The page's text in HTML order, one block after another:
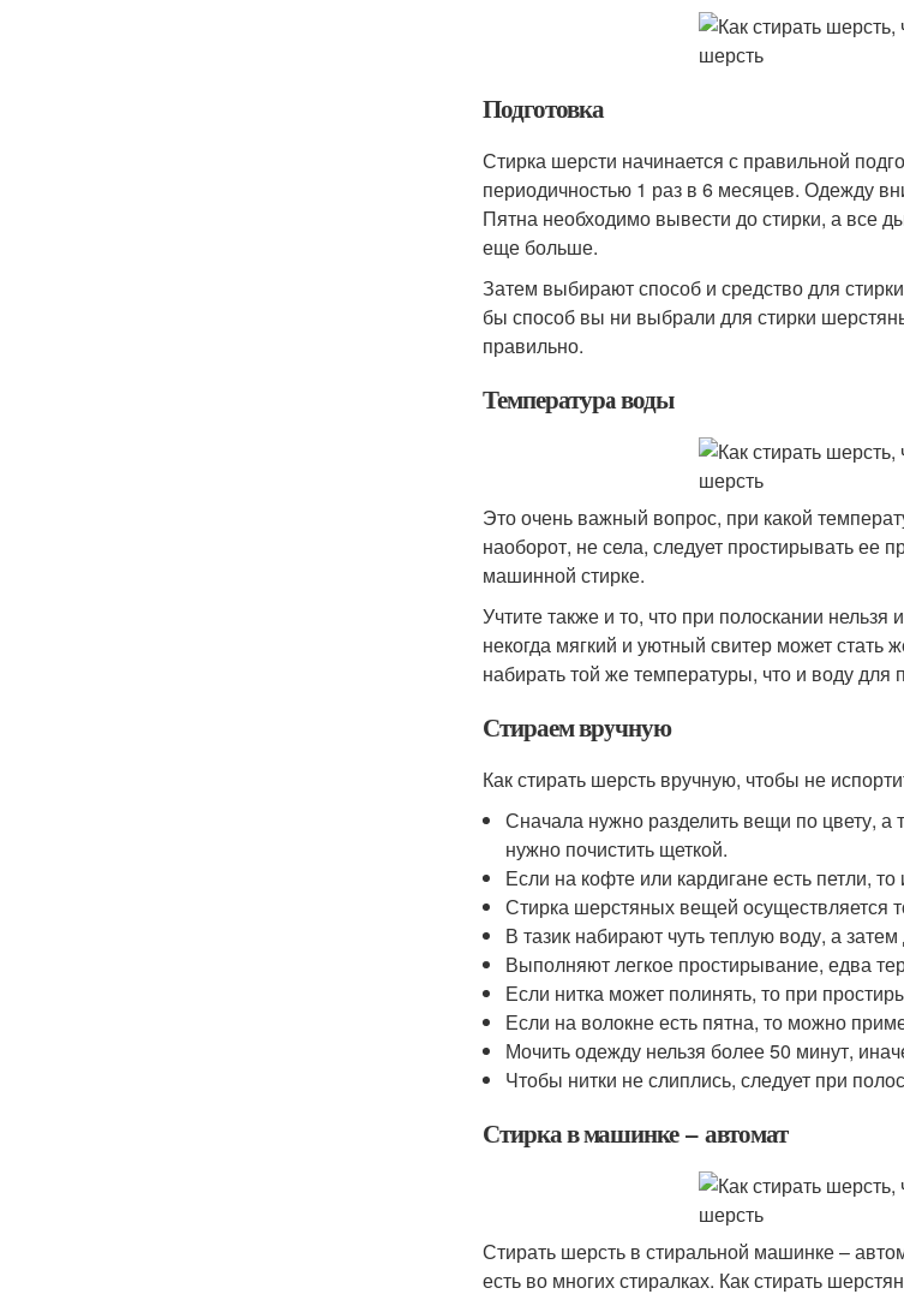
Подготовка
Стирка шерсти начинается с правильной
периодичностью 1 раз в 6 месяцев. Одежду
Пятна необходимо вывести до стирки, а все
еще больше.
Затем выбирают способ и средство для
бы способ вы ни выбрали для стирки
правильно.
Температура воды
Это очень важный вопрос, при какой
наоборот, не села, следует простирывать ее
машинной стирке.
Учтите также и то, что при полоскании
некогда мягкий и уютный свитер может
набирать той же температуры, что и воду для
Стираем вручную
Как стирать шерсть вручную, чтобы не
Сначала нужно разделить вещи по цвету,
нужно почистить щеткой.
Если на кофте или кардигане есть петли,
Стирка шерстяных вещей осуществляется
В тазик набирают чуть теплую воду, а
Выполняют легкое простирывание, едва
Если нитка может полинять, то при
Если на волокне есть пятна, то можно
Мочить одежду нельзя более 50 минут,
Чтобы нитки не слиплись, следует при
Стирка в машинке – автомат
Стирать шерсть в стиральной машинке –
есть во многих стиралках. Как стирать